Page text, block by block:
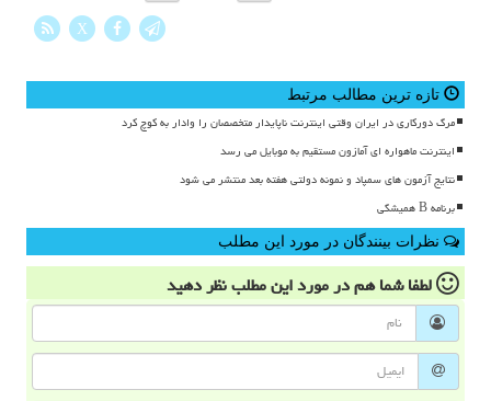
X
تازه ترین مطالب مرتبط
مرگ دورکاری در ایران وقتی اینترنت ناپایدار متخصصان را وادار به کوچ کرد
اینترنت ماهواره ای آمازون مستقیم به موبایل می رسد
نتایج آزمون های سمپاد و نمونه دولتی هفته بعد منتشر می شود
برنامه B همیشگی
نظرات بینندگان در مورد این مطلب
لطفا شما همدر مورد این مطلبنظر دهید